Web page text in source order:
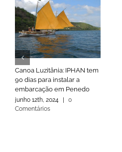
Canoa Luzitânia: IPHAN tem
90 dias para instalar a
embarcação em Penedo
junho 12th, 2024
0
Comentários